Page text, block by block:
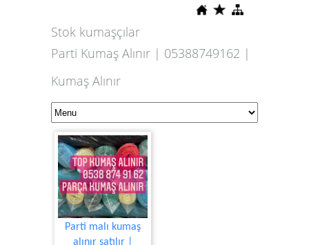
Stok kumaşçılar
Parti Kumaş Alınır | 05388749162 |
Kumaş Alınır
Parti malı kumaş
alınır satılır |